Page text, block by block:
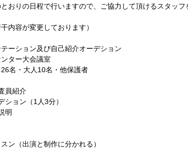
おりの日程で行いますので、ご協力して頂けるスタッフ
内容が変更しております）
ーション及び自己紹介オーデション
ター大会議室
名・大人10名・他保護者
員紹介
ョン（1人3分）
明
ン（出演と制作に分かれる）